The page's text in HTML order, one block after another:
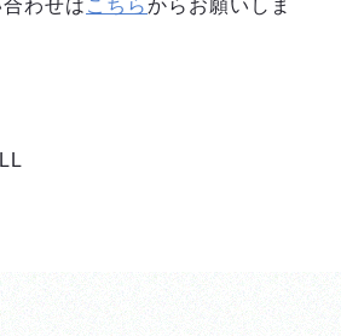
わせは こちらからお願いしま